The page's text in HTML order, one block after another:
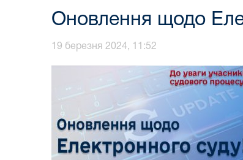
Оновлення щодо
19 березня 2024, 11:52